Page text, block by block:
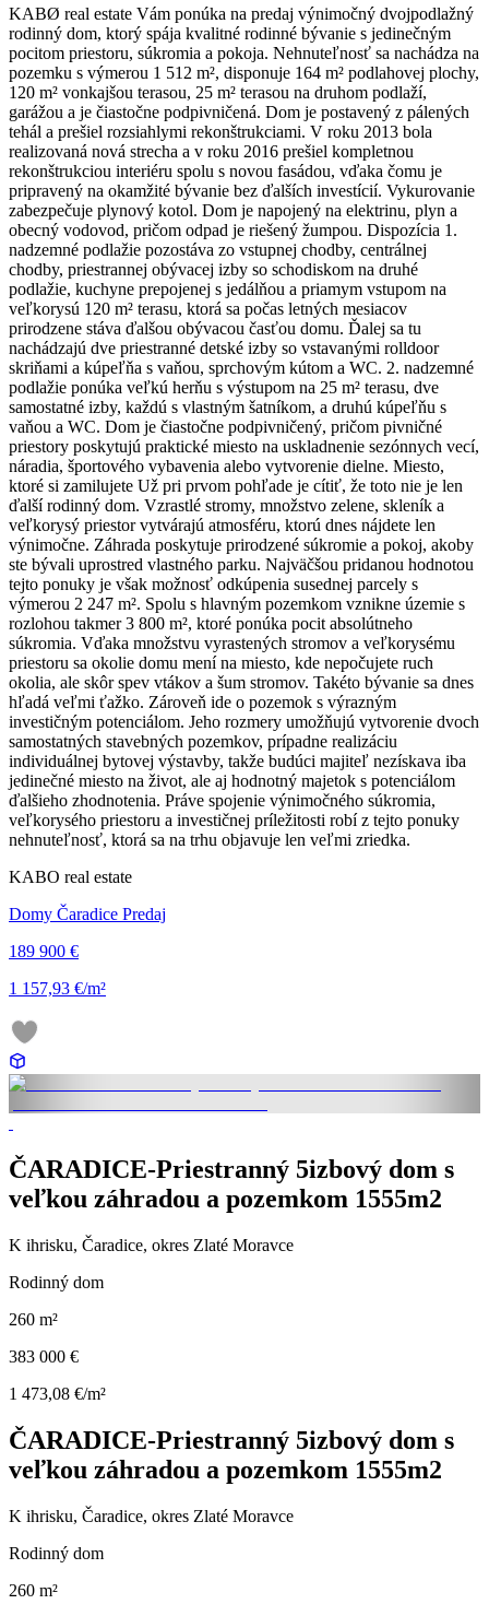
KABØ real estate Vám ponúka na predaj výnimočný dvojpodlažný
rodinný dom, ktorý spája kvalitné rodinné bývanie s jedinečným
pocitom priestoru, súkromia a pokoja. Nehnuteľnosť sa nachádza na
pozemku s výmerou 1 512 m², disponuje 164 m² podlahovej plochy,
120 m² vonkajšou terasou, 25 m² terasou na druhom podlaží,
garážou a je čiastočne podpivničená. Dom je postavený z pálených
tehál a prešiel rozsiahlymi rekonštrukciami. V roku 2013 bola
realizovaná nová strecha a v roku 2016 prešiel kompletnou
rekonštrukciou interiéru spolu s novou fasádou, vďaka čomu je
pripravený na okamžité bývanie bez ďalších investícií. Vykurovanie
zabezpečuje plynový kotol. Dom je napojený na elektrinu, plyn a
obecný vodovod, pričom odpad je riešený žumpou. Dispozícia 1.
nadzemné podlažie pozostáva zo vstupnej chodby, centrálnej
chodby, priestrannej obývacej izby so schodiskom na druhé
podlažie, kuchyne prepojenej s jedálňou a priamym vstupom na
veľkorysú 120 m² terasu, ktorá sa počas letných mesiacov
prirodzene stáva ďalšou obývacou časťou domu. Ďalej sa tu
nachádzajú dve priestranné detské izby so vstavanými rolldoor
skriňami a kúpeľňa s vaňou, sprchovým kútom a WC. 2. nadzemné
podlažie ponúka veľkú herňu s výstupom na 25 m² terasu, dve
samostatné izby, každú s vlastným šatníkom, a druhú kúpeľňu s
vaňou a WC. Dom je čiastočne podpivničený, pričom pivničné
priestory poskytujú praktické miesto na uskladnenie sezónnych vecí,
náradia, športového vybavenia alebo vytvorenie dielne. Miesto,
ktoré si zamilujete Už pri prvom pohľade je cítiť, že toto nie je len
ďalší rodinný dom. Vzrastlé stromy, množstvo zelene, skleník a
veľkorysý priestor vytvárajú atmosféru, ktorú dnes nájdete len
výnimočne. Záhrada poskytuje prirodzené súkromie a pokoj, akoby
ste bývali uprostred vlastného parku. Najväčšou pridanou hodnotou
tejto ponuky je však možnosť odkúpenia susednej parcely s
výmerou 2 247 m². Spolu s hlavným pozemkom vznikne územie s
rozlohou takmer 3 800 m², ktoré ponúka pocit absolútneho
súkromia. Vďaka množstvu vyrastených stromov a veľkorysému
priestoru sa okolie domu mení na miesto, kde nepočujete ruch
okolia, ale skôr spev vtákov a šum stromov. Takéto bývanie sa dnes
hľadá veľmi ťažko. Zároveň ide o pozemok s výrazným
investičným potenciálom. Jeho rozmery umožňujú vytvorenie dvoch
samostatných stavebných pozemkov, prípadne realizáciu
individuálnej bytovej výstavby, takže budúci majiteľ nezískava iba
jedinečné miesto na život, ale aj hodnotný majetok s potenciálom
ďalšieho zhodnotenia. Práve spojenie výnimočného súkromia,
veľkorysého priestoru a investičnej príležitosti robí z tejto ponuky
nehnuteľnosť, ktorá sa na trhu objavuje len veľmi zriedka.
KABO real estate
Domy Čaradice Predaj
189 900 €
1 157,93 €/m²
ČARADICE-Priestranný 5izbový dom s
veľkou záhradou a pozemkom 1555m2
K ihrisku, Čaradice, okres Zlaté Moravce
Rodinný dom
260 m²
383 000 €
1 473,08 €/m²
ČARADICE-Priestranný 5izbový dom s
veľkou záhradou a pozemkom 1555m2
K ihrisku, Čaradice, okres Zlaté Moravce
Rodinný dom
260 m²